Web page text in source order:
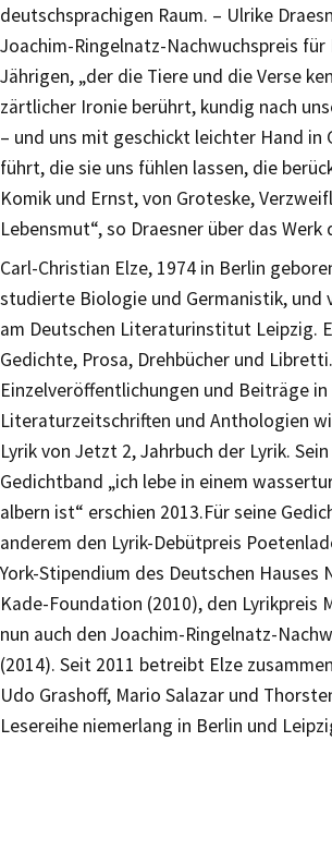
deutschsprachigen Raum. – Ulrike
Joachim-Ringelnatz-Nachwuchspreis für
Jährigen, „der die Tiere und die Verse
zärtlicher Ironie berührt, kundig nach
– und uns mit geschickt leichter Hand in
führt, die sie uns fühlen lassen, die
Komik und Ernst, von Groteske,
Lebensmut“, so Draesner über das Werk
Carl-Christian Elze, 1974 in Berlin
studierte Biologie und Germanistik, und
am Deutschen Literaturinstitut Leipzig.
Gedichte, Prosa, Drehbücher und
Einzelveröffentlichungen und Beiträge in
Literaturzeitschriften und Anthologien
Lyrik von Jetzt 2, Jahrbuch der Lyrik.
Gedichtband „ich lebe in einem
albern ist“ erschien 2013.Für seine
anderem den Lyrik-Debütpreis
York-Stipendium des Deutschen Hauses
Kade-Foundation (2010), den Lyrikpreis
nun auch den Joachim-Ringelnatz-
(2014). Seit 2011 betreibt Elze
Udo Grashoff, Mario Salazar und
Lesereihe niemerlang in Berlin und